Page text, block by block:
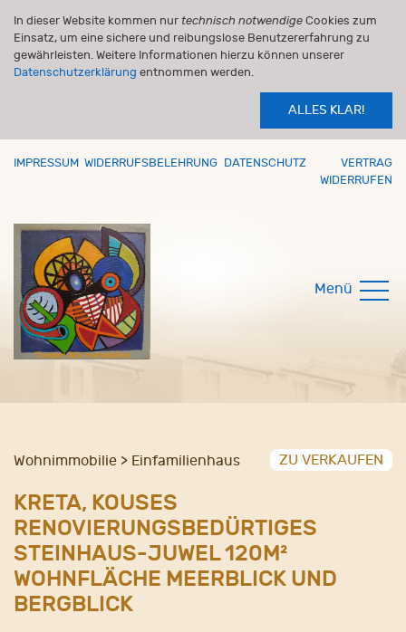
In dieser Website kommen nur technisch notwendige Cookies zum
Einsatz, um eine sichere und reibungslose Benutzererfahrung zu
gewährleisten. Weitere Informationen hierzu können unserer
Datenschutzerklärung entnommen werden.
ALLES KLAR!
IMPRESSUM WIDERRUFSBELEHRUNG DATENSCHUTZ
VERTRAG
WIDERRUFEN
Menü
Wohnimmobilie > Einfamilienhaus ZU VERKAUFEN
KRETA, KOUSES
RENOVIERUNGSBEDÜRTIGES
STEINHAUS-JUWEL 120M²
WOHNFLÄCHE MEERBLICK UND
BERGBLICK